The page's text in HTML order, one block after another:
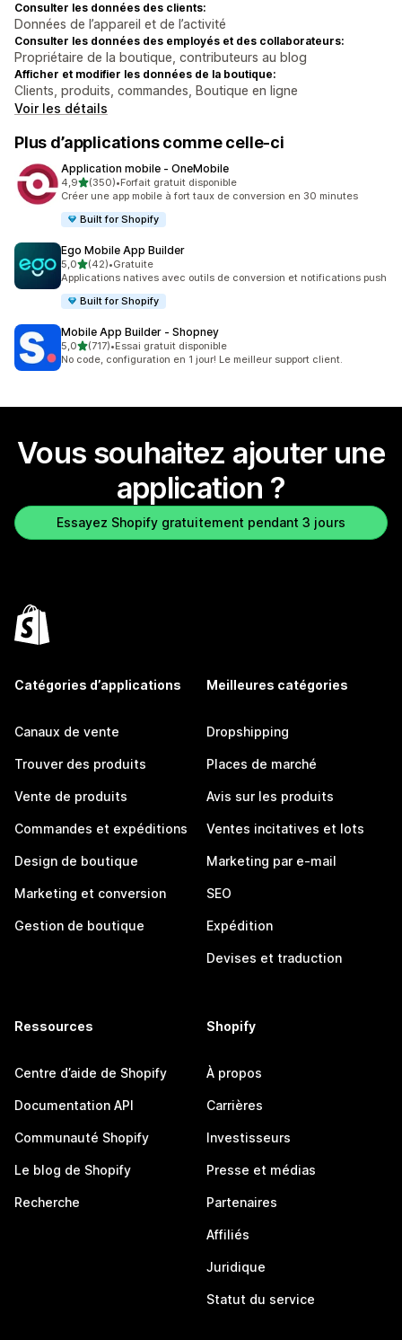
Consulter les données des clients:
Données de l’appareil et de l’activité
Consulter les données des employés et des collaborateurs:
Propriétaire de la boutique, contributeurs au blog
Afficher et modifier les données de la boutique:
Clients, produits, commandes, Boutique en ligne
Voir les détails
Plus d’applications comme celle-ci
Application mobile ‑ OneMobile
4,9étoile(s) sur 5
(350)
350 avis au total
•Forfait gratuit disponible
Créer une app mobile à fort taux de conversion en 30 minutes
Built for Shopify
Ego Mobile App Builder
5,0étoile(s) sur 5
(42)
42 avis au total
•Gratuite
Applications natives avec outils de conversion et notifications push
Built for Shopify
Mobile App Builder ‑ Shopney
5,0étoile(s) sur 5
(717)
717 avis au total
•Essai gratuit disponible
No code, configuration en 1 jour! Le meilleur support client.
Vous souhaitez ajouter une
application ?
Essayez Shopify gratuitement pendant 3 jours
Catégories d’applications
Canaux de vente
Trouver des produits
Vente de produits
Commandes et expéditions
Design de boutique
Marketing et conversion
Gestion de boutique
Meilleures catégories
Dropshipping
Places de marché
Avis sur les produits
Ventes incitatives et lots
Marketing par e-mail
SEO
Expédition
Devises et traduction
Ressources
Centre d’aide de Shopify
Documentation API
Communauté Shopify
Le blog de Shopify
Recherche
Shopify
À propos
Carrières
Investisseurs
Presse et médias
Partenaires
Affiliés
Juridique
Statut du service